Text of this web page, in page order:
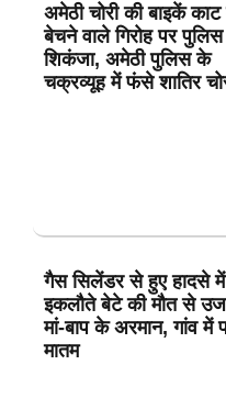
अमेठी चोरी की बाइकें
बेचने वाले गिरोह पर
शिकंजा, अमेठी पुलिस के
चक्रव्यूह में फंसे शातिर
गैस सिलेंडर से हुए हादसे में
इकलौते बेटे की मौत से
मां-बाप के अरमान, गांव में
मातम